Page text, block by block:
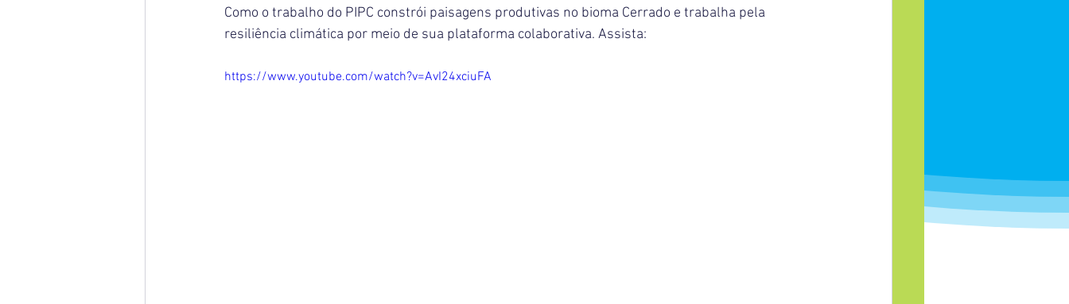
Como o trabalho do PIPC constrói paisagens produtivas no bioma Cerrado e trabalha pela
resiliência climática por meio de sua plataforma colaborativa. Assista:
https://www.youtube.com/watch?v=AvI24xciuFA